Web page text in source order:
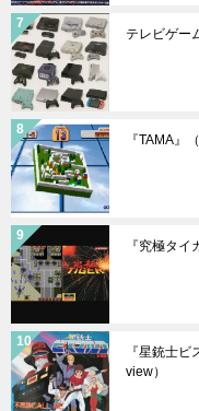
テレビゲー
『TAMA』
『究極タイ
『星銃士
view）